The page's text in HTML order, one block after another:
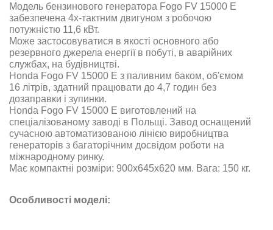
Модель бензинового генератора Fogo FV 15000 E
забезпечена 4х-тактним двигуном з робочою
потужністю 11,6 кВт.
Може застосовуватися в якості основного або
резервного джерела енергії в побуті, в аварійних
службах, на будівництві.
Honda Fogo FV 15000 E з паливним баком, об'ємом
16 літрів, здатний працювати до 4,7 годин без
дозаправки і зупинки.
Honda Fogo FV 15000 E виготовлений на
спеціалізованому заводі в Польщі. Завод оснащений
сучасною автоматизованою лінією виробництва
генераторів з багаторічним досвідом роботи на
міжнародному ринку.
Має компактні розміри: 900x645x620 мм. Вага: 150 кг.
Особливості моделі: